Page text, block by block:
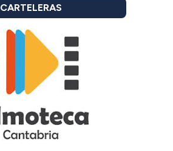
CARTELERAS